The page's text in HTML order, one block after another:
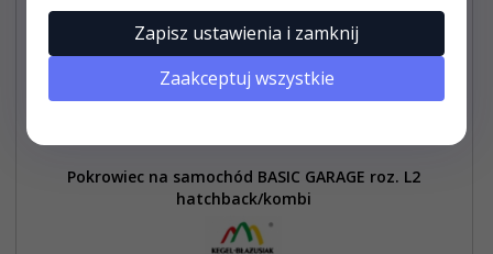
Pokrowiec na samochód BASIC GARAGE roz. L2
hatchback/kombi
Zapisz ustawienia i zamknij
Zaakceptuj wszystkie